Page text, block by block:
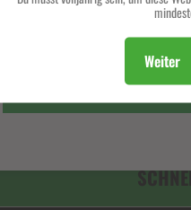
Weiter